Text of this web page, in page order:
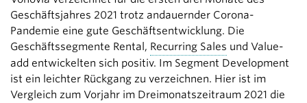
Geschäfts­jahres 2021 trotz andauernder Corona-
Pandemie eine gute Geschäfts­entwicklung. Die
Geschäftssegmente Rental, Recurring Sales und Value-
add entwickelten sich positiv. Im Segment Development
ist ein leichter Rückgang zu verzeichnen. Hier ist im
Vergleich zum Vorjahr im Dreimonatszeitraum 2021 die